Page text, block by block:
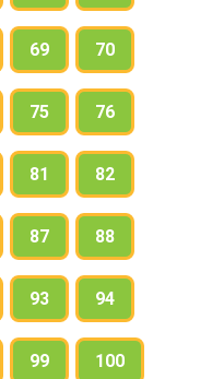
69 70
75 76
81 82
87 88
93 94
99 100